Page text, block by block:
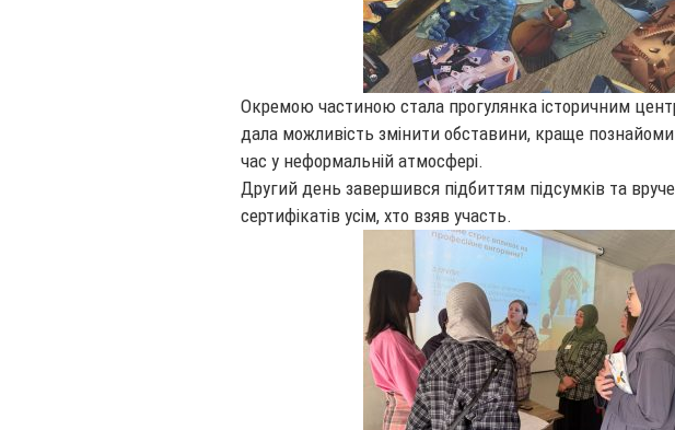
Окремою частиною стала прогулянка історичним
дала можливість змінити обставини, краще
час у неформальній атмосфері.
Другий день завершився підбиттям підсумків та
сертифікатів усім, хто взяв участь.